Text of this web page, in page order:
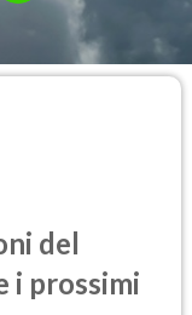
del
i prossimi